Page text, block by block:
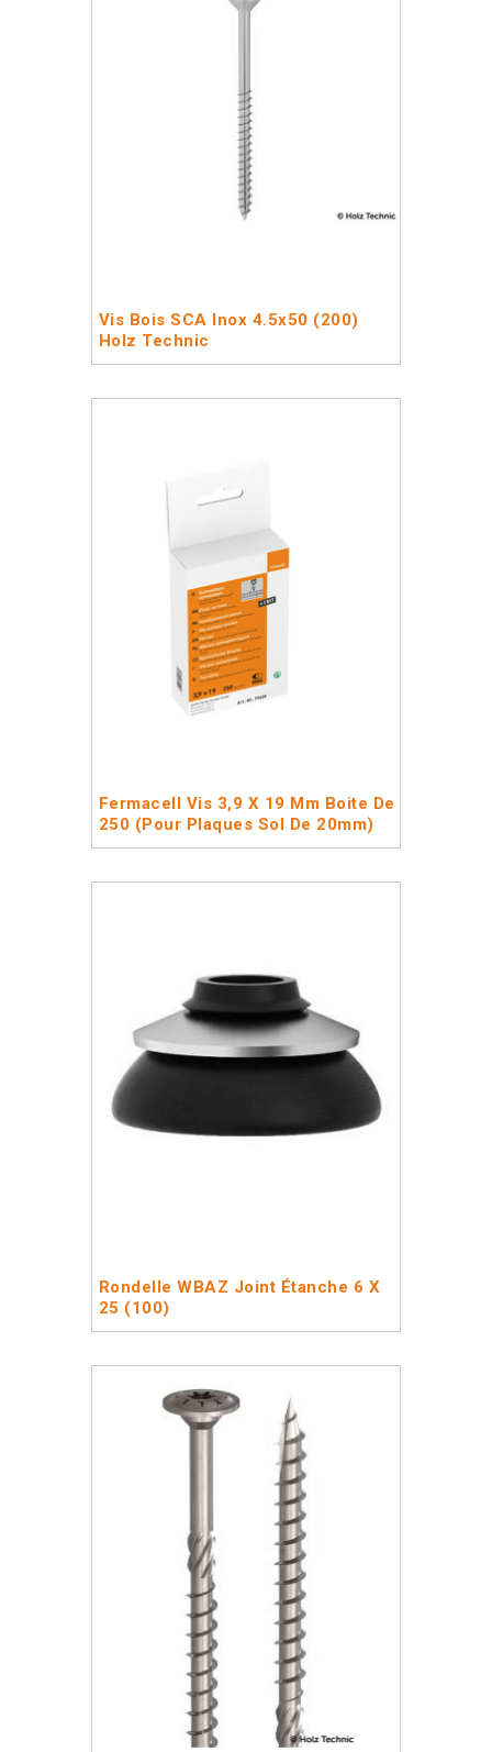
Vis Bois SCA Inox 4.5x50 (200)
Holz Technic
Fermacell Vis 3,9 X 19 Mm Boite De
250 (pour Plaques Sol De 20mm)
Rondelle WBAZ Joint Étanche 6 X
25 (100)